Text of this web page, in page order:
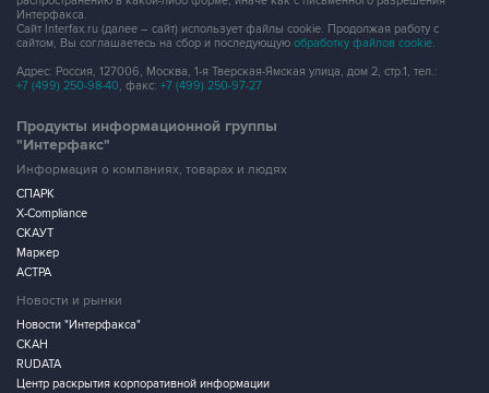
Интерфакса.
Сайт Interfax.ru (далее – сайт) использует файлы cookie. Продолжая работу с
сайтом, Вы соглашаетесь на сбор и последующую обработку файлов cookie.
Адрес: Россия, 127006, Москва, 1-я Тверская-Ямская улица, дом 2, стр.1, тел.:
+7 (499) 250-98-40, факс: +7 (499) 250-97-27
Продукты информационной группы
"Интерфакс"
Информация о компаниях, товарах и людях
СПАРК
X-Compliance
СКАУТ
Маркер
АСТРА
Новости и рынки
Новости "Интерфакса"
СКАН
RUDATA
Центр раскрытия корпоративной информации